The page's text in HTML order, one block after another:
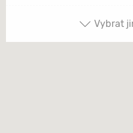
Vybrat